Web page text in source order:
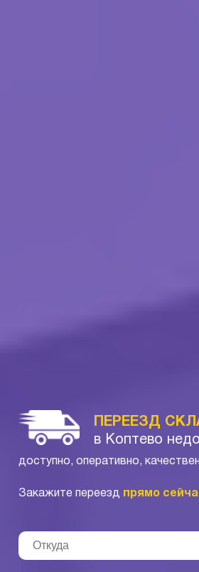
ПЕРЕЕЗД
в Коптево
доступно, оперативно,
Закажите переезд прямо